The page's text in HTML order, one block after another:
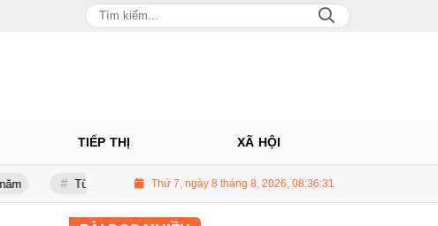
TIẾP THỊ XÃ HỘI
Từ 130 lên gần 2.700 tỷ đồng - năng lực tài chính của Bamboo Airways nhìn từ
Thứ 7, ngày 8 tháng 8, 2026, 08:36:32